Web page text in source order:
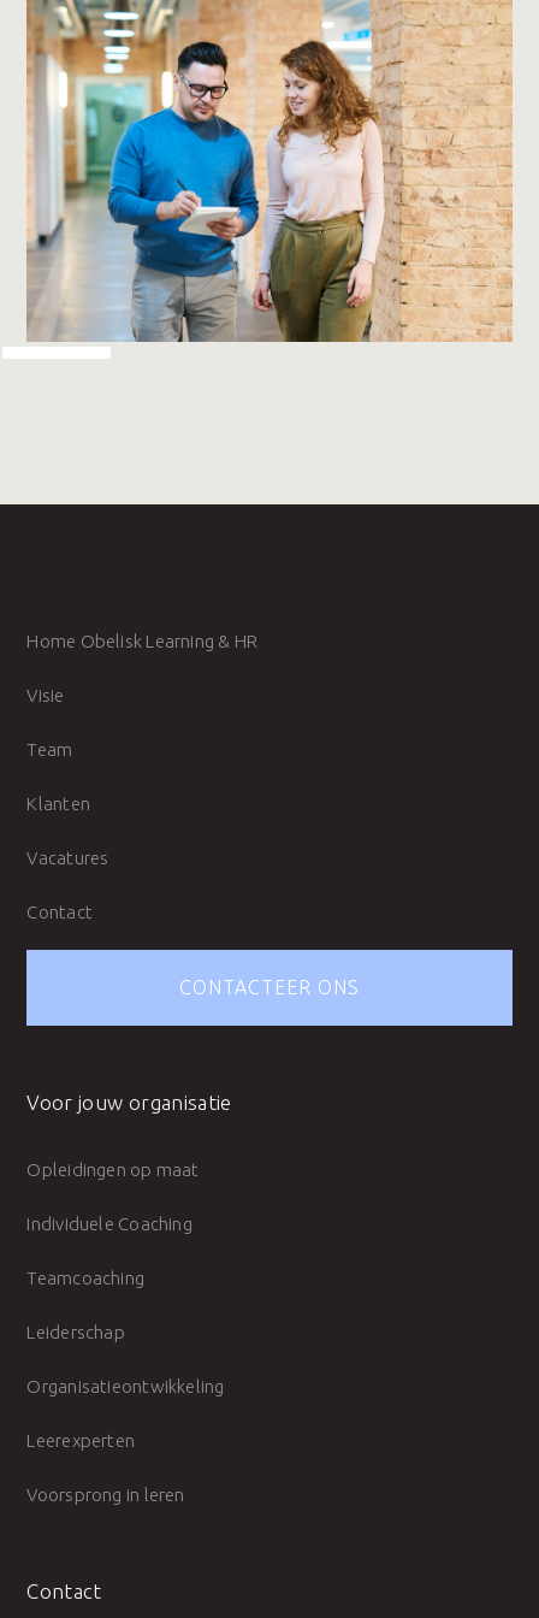
Home Obelisk Learning & HR
Visie
Team
Klanten
Vacatures
Contact
CONTACTEER ONS
Voor jouw organisatie
Opleidingen op maat
Individuele Coaching
Teamcoaching
Leiderschap
Organisatieontwikkeling
Leerexperten
Voorsprong in leren
Contact